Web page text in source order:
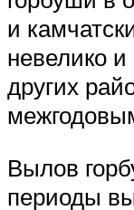
и
невелико
других
Вылов
периоды